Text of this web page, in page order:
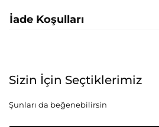
İade Koşulları
Sizin İçin Seçtiklerimiz
Şunları da beğenebilirsin